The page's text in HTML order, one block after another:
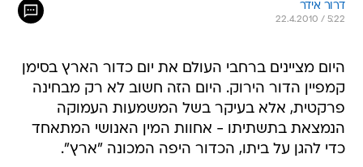
דרור אידר
22.4.2010 / 5:22
היום מציינים ברחבי העולם את יום כדור הארץ בסימן
קמפיין הדור הירוק. היום הזה חשוב לא רק מבחינה
פרקטית, אלא בעיקר בשל המשמעות העמוקה
הנמצאת בתשתיתו - אחוות המין האנושי המתאחד
כדי להגן על ביתו, הכדור היפה המכונה "ארץ".